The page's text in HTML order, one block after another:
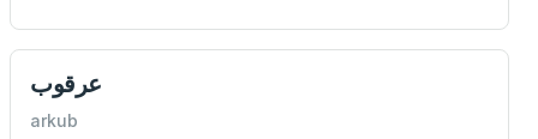
عرقوب
arkub